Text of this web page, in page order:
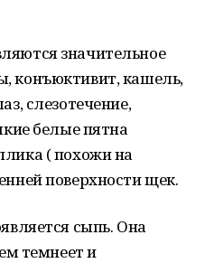
значительное
конъюктивит, кашель,
слезотечение,
белые пятна
( похожи на
поверхности щек.
сыпь. Она
темнеет и